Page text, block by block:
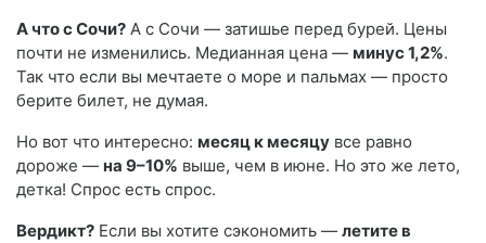
А что с Сочи? А с Сочи — затишье перед бурей. Цены
почти не изменились. Медианная цена — минус 1,2%.
Так что если вы мечтаете о море и пальмах — просто
берите билет, не думая.
Но вот что интересно: месяц к месяцу все равно
дороже — на 9–10% выше, чем в июне. Но это же лето,
детка! Спрос есть спрос.
Вердикт? Если вы хотите сэкономить — летите в